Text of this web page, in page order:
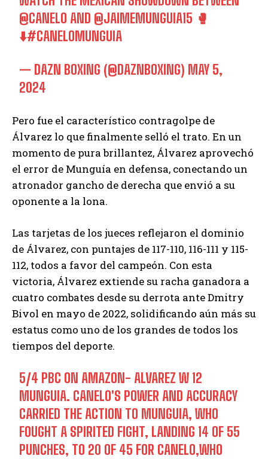
@CANELO AND @JAIMEMUNGUIA15 🥊
⬇️#CANELOMUNGUIA
— DAZN BOXING (@DAZNBOXING) MAY 5,
2024
Pero fue el característico contragolpe de
Álvarez lo que finalmente selló el trato. En un
momento de pura brillantez, Álvarez aprovechó
el error de Munguía en defensa, conectando un
atronador gancho de derecha que envió a su
oponente a la lona.
Las tarjetas de los jueces reflejaron el dominio
de Álvarez, con puntajes de 117-110, 116-111 y 115-
112, todos a favor del campeón. Con esta
victoria, Álvarez extiende su racha ganadora a
cuatro combates desde su derrota ante Dmitry
Bivol en mayo de 2022, solidificando aún más su
estatus como uno de los grandes de todos los
tiempos del deporte.
5/4 PBC ON AMAZON- ALVAREZ W 12
MUNGUIA. CANELO'S POWER AND ACCURACY
CARRIED THE ACTION TO MUNGUIA, WHO
FOUGHT A SPIRITED FIGHT, LANDING 14 OF 55
PUNCHES, TO 20 OF 45 FOR CANELO,WHO